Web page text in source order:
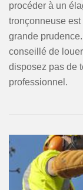
procéder à un
tronçonneuse
grande
conseillé de
disposez pas de
professionnel.